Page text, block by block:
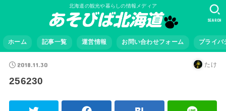
北海道の観光や暮らしの情報メディア
ホーム 記事一覧 運営情報 お問い合わせフォーム プライバ
SEARCH
2018.11.30 たけ
256230